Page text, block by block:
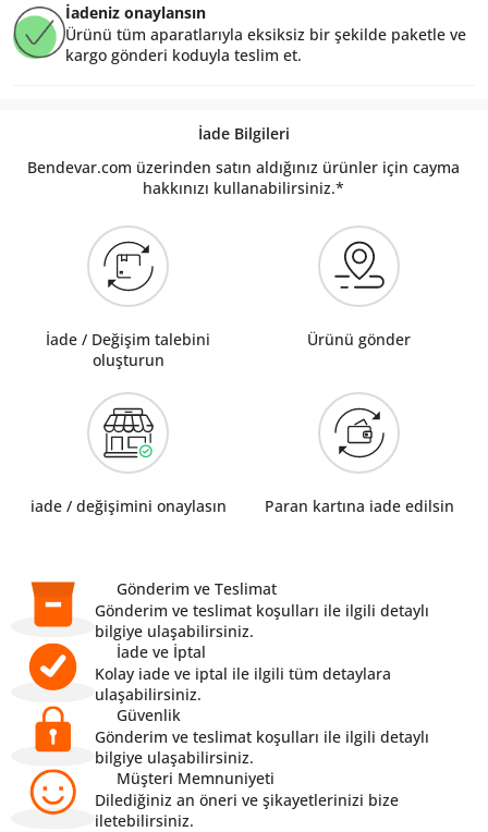
İadeniz onaylansın
Ürünü tüm aparatlarıyla eksiksiz bir şekilde paketle ve
kargo gönderi koduyla teslim et.
İade Bilgileri
Bendevar.com üzerinden satın aldığınız ürünler için cayma
hakkınızı kullanabilirsiniz.*
İade / Değişim talebini
oluşturun
Ürünü gönder
iade / değişimini onaylasın Paran kartına iade edilsin
Gönderim ve Teslimat
Gönderim ve teslimat koşulları ile ilgili detaylı
bilgiye ulaşabilirsiniz.
İade ve İptal
Kolay iade ve iptal ile ilgili tüm detaylara
ulaşabilirsiniz.
Güvenlik
Gönderim ve teslimat koşulları ile ilgili detaylı
bilgiye ulaşabilirsiniz.
Müşteri Memnuniyeti
Dilediğiniz an öneri ve şikayetlerinizi bize
iletebilirsiniz.